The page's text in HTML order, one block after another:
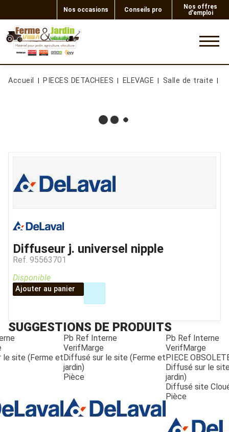
Nos occasions Conseils pro
Nos offres
d'emploi
Accueil PIECES DETACHEES ELEVAGE Salle de traite
Diffuseur j. universel nipple
Ref. 95563701
Disponible
Ajouter au panier
SUGGESTIONS DE PRODUITS
le site (Ferme et
Pb Ref Interne
VerifMarge
Diffusé sur le site (Ferme et
jardin)
Pièce
Pb Ref Interne
VerifMarge
PIECE
Diffusé sur le
jardin)
Diffusé site
Pièce